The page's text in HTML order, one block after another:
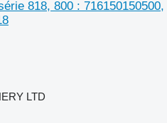
818, 800 : 716150150500,
LTD